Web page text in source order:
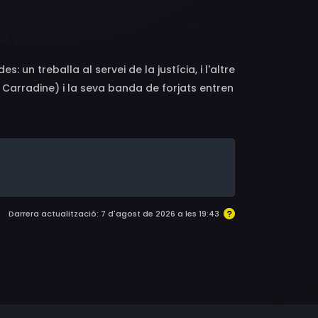
Peabody, Kathleen Freeman, Jimmy
Jack Berle, Jimmie Booth, Danny
Noble 'Kid' Chissell, Ted Christy, Bud
Irene Kelly, Kenner G. Kemp, Alan Lee,
Ernesto Molinari, Mike Morelli, Jack
Roy, Danny Sands, Jeffrey Sayre, Russell
un treballa al servei de la justícia, i l'altre
i la seva banda de forjats entren
Darrera actualització: 7 d'agost de 2026 a les 19:43